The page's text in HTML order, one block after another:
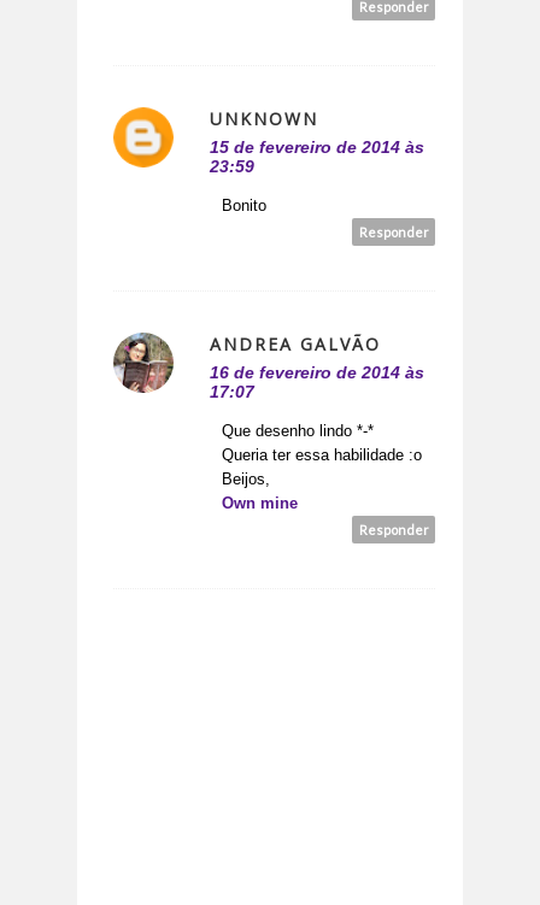
Responder
UNKNOWN
15 de fevereiro de 2014 às
23:59
Bonito
Responder
ANDREA GALVÃO
16 de fevereiro de 2014 às
17:07
Que desenho lindo *-*
Queria ter essa habilidade :o
Beijos,
Own mine
Responder